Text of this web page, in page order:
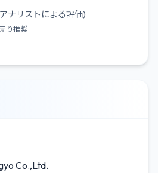
ナリストによる評価)
り推奨
Co.,Ltd.